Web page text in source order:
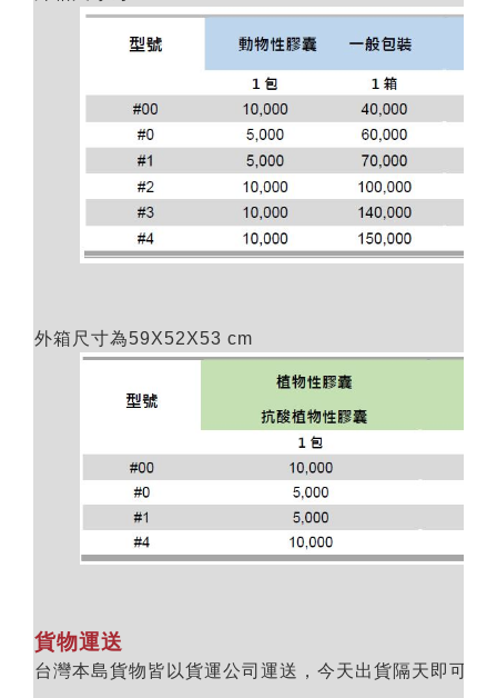
外箱尺寸為59X52X53 cm
貨物運送
台灣本島貨物皆以貨運公司運送，今天出貨隔天即可到